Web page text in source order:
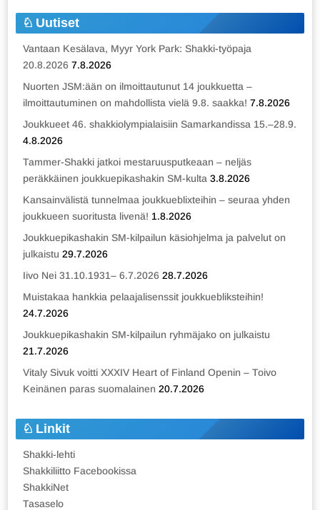
Uutiset
Vantaan Kesälava, Myyr York Park: Shakki-työpaja
20.8.2026 7.8.2026
Nuorten JSM:ään on ilmoittautunut 14 joukkuetta –
ilmoittautuminen on mahdollista vielä 9.8. saakka! 7.8.2026
Joukkueet 46. shakkiolympialaisiin Samarkandissa 15.–28.9.
4.8.2026
Tammer-Shakki jatkoi mestaruusputkeaan – neljäs
peräkkäinen joukkuepikashakin SM-kulta 3.8.2026
Kansainvälistä tunnelmaa joukkueblixteihin – seuraa yhden
joukkueen suoritusta livenä! 1.8.2026
Joukkuepikashakin SM-kilpailun käsiohjelma ja palvelut on
julkaistu 29.7.2026
Iivo Nei 31.10.1931– 6.7.2026 28.7.2026
Muistakaa hankkia pelaajalisenssit joukkuebliksteihin!
24.7.2026
Joukkuepikashakin SM-kilpailun ryhmäjako on julkaistu
21.7.2026
Vitaly Sivuk voitti XXXIV Heart of Finland Openin – Toivo
Keinänen paras suomalainen 20.7.2026
Linkit
Shakki-lehti
Shakkiliitto Facebookissa
ShakkiNet
Tasaselo